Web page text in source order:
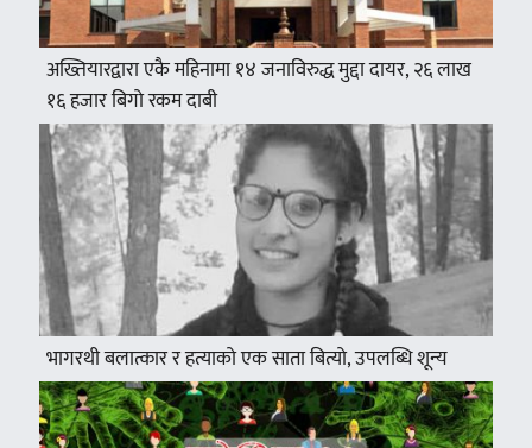
अख्तियारद्वारा एकै महिनामा १४ जनाविरुद्ध मुद्दा दायर, २६ लाख
१६ हजार बिगो रकम दाबी
भागरथी बलात्कार र हत्याको एक साता बित्यो, उपलब्धि शून्य